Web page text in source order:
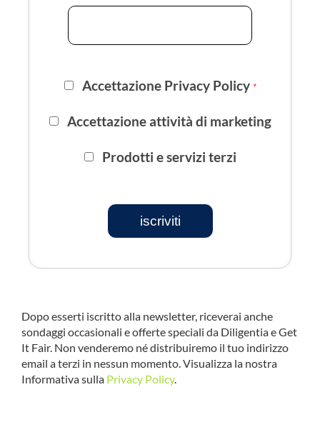
Accettazione Privacy Policy *
Accettazione attività di marketing
Prodotti e servizi terzi
iscriviti
Dopo esserti iscritto alla newsletter, riceverai anche
sondaggi occasionali e offerte speciali da Diligentia e Get
It Fair. Non venderemo né distribuiremo il tuo indirizzo
email a terzi in nessun momento. Visualizza la nostra
Informativa sulla Privacy Policy.